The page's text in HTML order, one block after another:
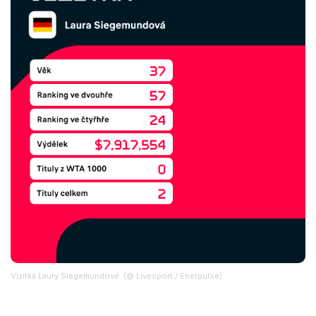
Vizitka Laury Siegemundové. (@ Livesport / Enetpulse)